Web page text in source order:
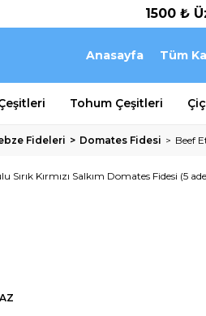
1500 ₺
Anasayfa Tüm
Tohum Çeşitleri
Fideleri Domates Fidesi Beef